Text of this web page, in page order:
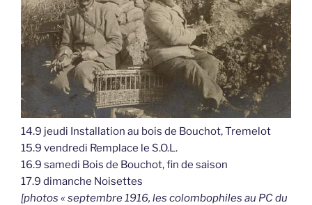
14.9 jeudi Installation au bois de Bouchot, Tremelot
15.9 vendredi Remplace le S.O.L.
16.9 samedi Bois de Bouchot, fin de saison
17.9 dimanche Noisettes
[photos « septembre 1916, les colombophiles au PC du